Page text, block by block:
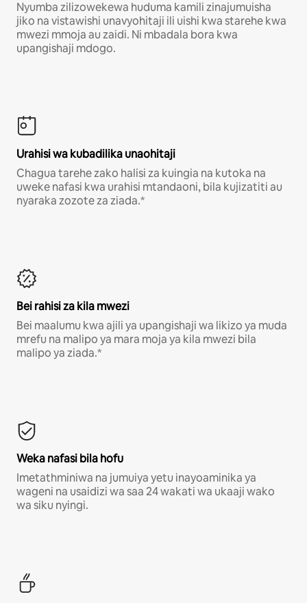
Nyumba zilizowekewa huduma kamili zinajumuisha
jiko na vistawishi unavyohitaji ili uishi kwa starehe kwa
mwezi mmoja au zaidi. Ni mbadala bora kwa
upangishaji mdogo.
Urahisi wa kubadilika unaohitaji
Chagua tarehe zako halisi za kuingia na kutoka na
uweke nafasi kwa urahisi mtandaoni, bila kujizatiti au
nyaraka zozote za ziada.*
Bei rahisi za kila mwezi
Bei maalumu kwa ajili ya upangishaji wa likizo ya muda
mrefu na malipo ya mara moja ya kila mwezi bila
malipo ya ziada.*
Weka nafasi bila hofu
Imetathminiwa na jumuiya yetu inayoaminika ya
wageni na usaidizi wa saa 24 wakati wa ukaaji wako
wa siku nyingi.